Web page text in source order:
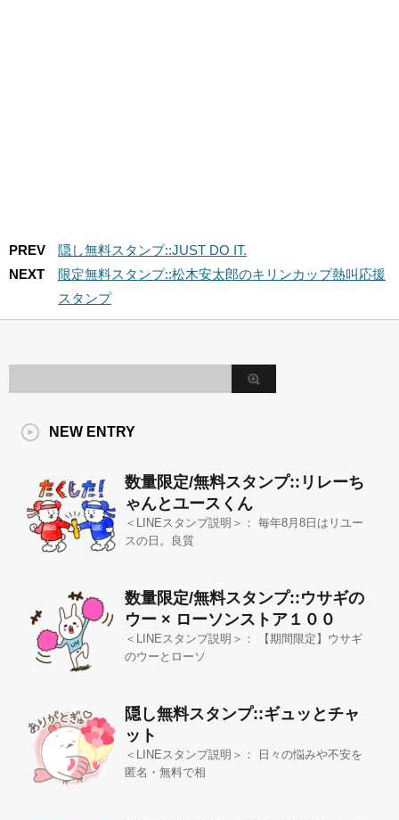
PREV
隠し無料スタンプ::JUST DO IT.
NEXT
限定無料スタンプ::松木安太郎のキリンカップ熱叫応援
スタンプ
NEW ENTRY
数量限定/無料スタンプ::リレーち
ゃんとユースくん
＜LINEスタンプ説明＞： 毎年8月8日はリユー
スの日。良質
数量限定/無料スタンプ::ウサギの
ウー × ローソンストア１００
＜LINEスタンプ説明＞： 【期間限定】ウサギ
のウーとローソ
隠し無料スタンプ::ギュッとチャ
ット
＜LINEスタンプ説明＞： 日々の悩みや不安を
匿名・無料で相